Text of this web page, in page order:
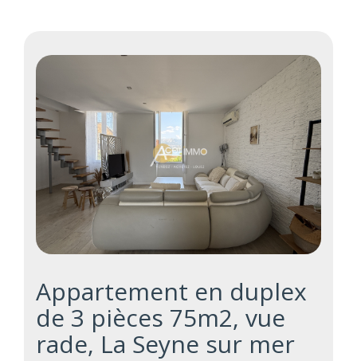
Appartement en duplex
de 3 pièces 75m2, vue
rade, La Seyne sur mer